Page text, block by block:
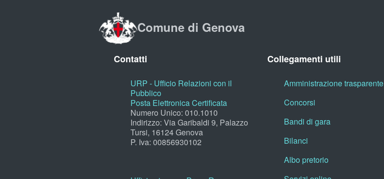
Comune di Genova
Contatti
URP - Ufficio Relazioni con il
Pubblico
Posta Elettronica Certificata
Numero Unico: 010.1010
Indirizzo: Via Garibaldi 9, Palazzo
Tursi, 16124 Genova
P. Iva: 00856930102
Collegamenti utili
Amministrazione trasparente
Concorsi
Bandi di gara
Bilanci
Albo pretorio